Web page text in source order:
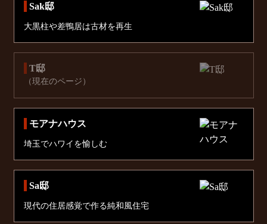
Sak邸
大黒柱や差鴨居は古材を再生
T邸
（現在のページ）
モアナハウス
埼玉でハワイを愉しむ
Sa邸
現代の住居感覚で作る純和風住宅